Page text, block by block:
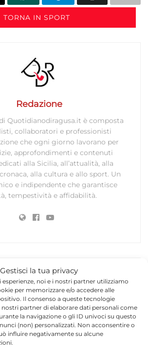
Gestisci la tua privacy
noi e i nostri partner utilizziamo
per memorizzare e/o accedere alle
Il consenso a queste tecnologie
nostri partner di elaborare dati personali come
la navigazione o gli ID univoci su questo
(non) personalizzati. Non acconsentire o
influire negativamente su alcune
TORNA IN SPORT
Redazione
Quotidianodiragusa.it è composta
collaboratori e professionisti
che ogni giorno lavorano per
approfondimenti e contenuti
alla Sicilia, all’attualità, alla
alla cultura e allo sport. Un
e indipendente che garantisce
tempestività e affidabilità.
non sarà pubblicato. I campi
*